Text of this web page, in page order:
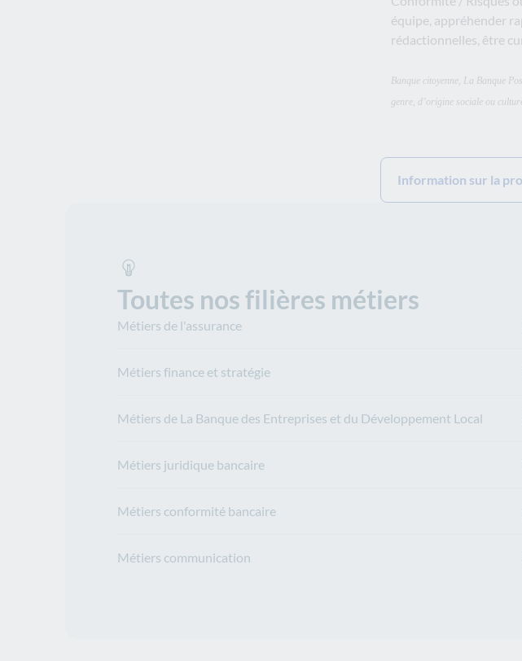
équipe, appréhender
rédactionnelles, être
Banque citoyenne, La Banque
genre, d’origine sociale ou
Information sur la
Toutes nos filières métiers
Métiers de l'assurance
Métiers finance et stratégie
Métiers de La Banque des Entreprises et du Développement Local
Métiers juridique bancaire
Métiers conformité bancaire
Métiers communication